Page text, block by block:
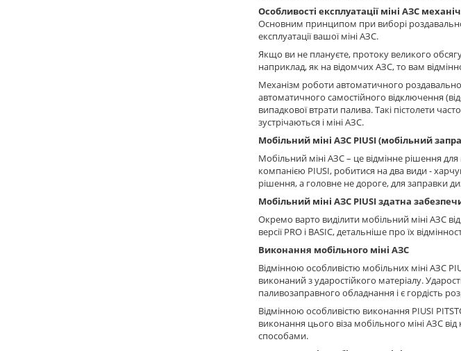
Особливості експлуатації міні АЗС
Основним принципом при виборі
експлуатації вашої міні АЗС.
Якщо ви не плануєте, протоку великого
наприклад, як на відомчих АЗС, то вам
Механізм роботи автоматичного
автоматичного самостійного відключення
випадкової втрати палива. Такі пістолети
зустрічаються і міні АЗС.
Мобільний міні АЗС PIUSI (мобільний
Мобільний міні АЗС – це відмінне рішення
компанією PIUSI, робитися на два види -
рішення, а головне не дороге, для заправки
Мобільний міні АЗС PIUSI здатна
Окремо варто виділити мобільний міні АЗС
версії PRO і BASIC, детальніше про їх
Виконання мобільного міні АЗС
Відмінною особливістю мобільних міні АЗС
виконаний з ударостійкого матеріалу.
паливозаправного обладнання і є гордість
Відмінною особливістю виконання PIUSI
виконання цього віза мобільного міні АЗС
способами.